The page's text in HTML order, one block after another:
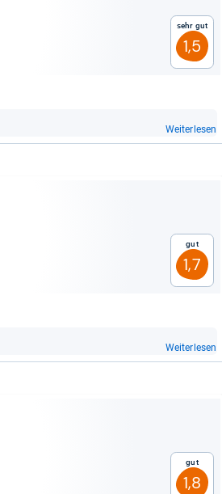
Sehr gut
1,5
Weiterlesen
Gut
1,7
Weiterlesen
Gut
1,8